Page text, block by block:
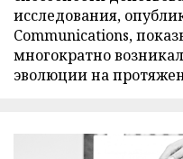
исследования,
Communications,
многократно
эволюции на